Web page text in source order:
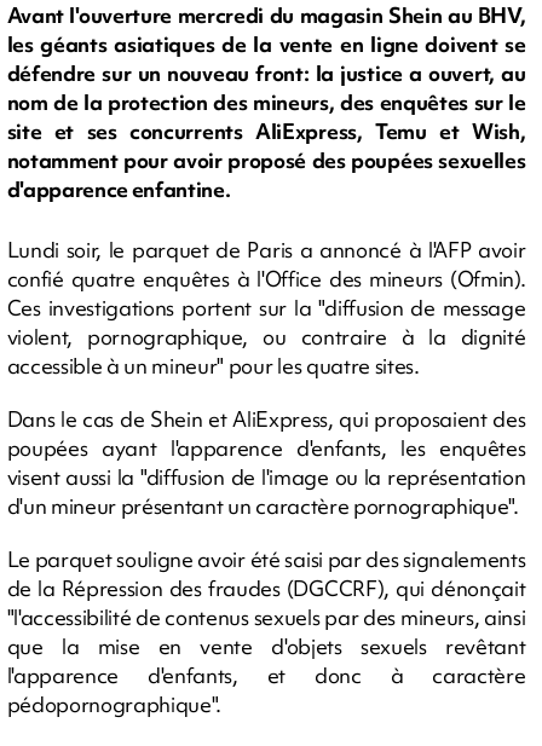
Avant l'ouverture mercredi du magasin Shein au BHV,
les géants asiatiques de la vente en ligne doivent se
défendre sur un nouveau front: la justice a ouvert, au
nom de la protection des mineurs, des enquêtes sur le
site et ses concurrents AliExpress, Temu et Wish,
notamment pour avoir proposé des poupées sexuelles
d'apparence enfantine.
Lundi soir, le parquet de Paris a annoncé à l'AFP avoir
confié quatre enquêtes à l'Office des mineurs (Ofmin).
Ces investigations portent sur la "diffusion de message
violent, pornographique, ou contraire à la dignité
accessible à un mineur" pour les quatre sites.
Dans le cas de Shein et AliExpress, qui proposaient des
poupées ayant l'apparence d'enfants, les enquêtes
visent aussi la "diffusion de l'image ou la représentation
d'un mineur présentant un caractère pornographique".
Le parquet souligne avoir été saisi par des signalements
de la Répression des fraudes (DGCCRF), qui dénonçait
"l'accessibilité de contenus sexuels par des mineurs, ainsi
que la mise en vente d'objets sexuels revêtant
l'apparence d'enfants, et donc à caractère
pédopornographique".